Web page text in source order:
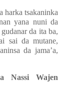
harka tsakaninka
yana nuni da
da ita ba,
sai da mutane,
da jama’a,
Nassi Wajen